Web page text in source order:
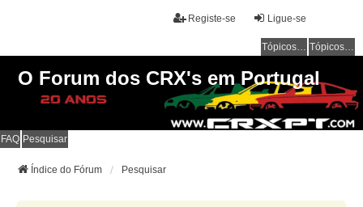
Ligue-se
Registe-se
Tópicos sem resposta Tópicos ativos
O Forum dos CRX's em Portugal
FAQ Pesquisar
Índice do Fórum Pesquisar